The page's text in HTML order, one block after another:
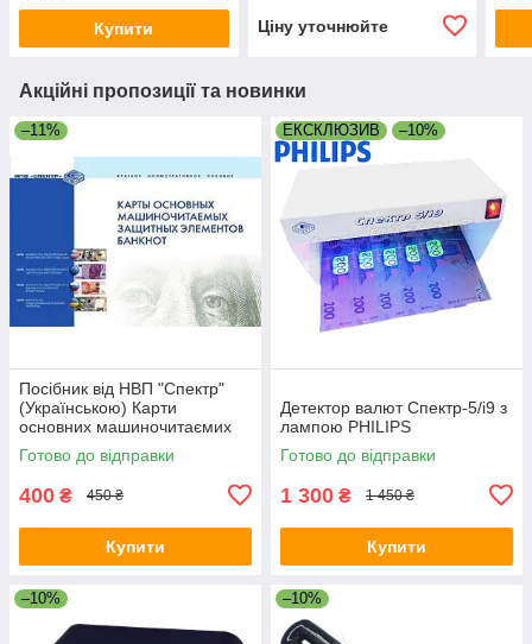
Купити Ціну уточнюйте
Акційні пропозиції та новинки
–11%
Посібник від НВП "Спектр"
(Українською) Карти
основних машиночитаємих
захисних елементів банкнот"
Готово до відправки
400 ₴ 450 ₴
Купити
ЕКСКЛЮЗИВ –10%
Детектор валют Спектр-5/i9 з
лампою PHILIPS
Готово до відправки
1 300 ₴ 1 450 ₴
Купити
–10% –10%